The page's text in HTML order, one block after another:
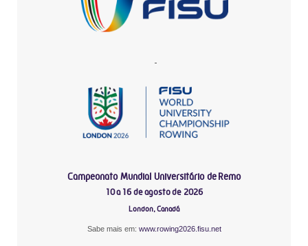
-
Campeonato Mundial Universitário de Remo
10 a 16 de agosto de 2026
London, Canadá
Sabe mais em: www.rowing2026.fisu.net